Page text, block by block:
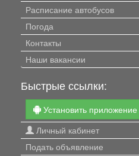
Расписание автобусов
Погода
Контакты
Наши вакансии
Быстрые ссылки:
Установить приложение
Личный кабинет
Подать объявление